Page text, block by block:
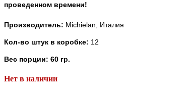
проведенном времени!
Производитель: Michielan, Италия
Кол-во штук в коробке: 12
Вес порции: 60 гр.
Нет в наличии